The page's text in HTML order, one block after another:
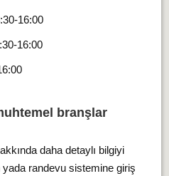
16:00
16:00
branşlar
daha detaylı bilgiyi
randevu sistemine giriş